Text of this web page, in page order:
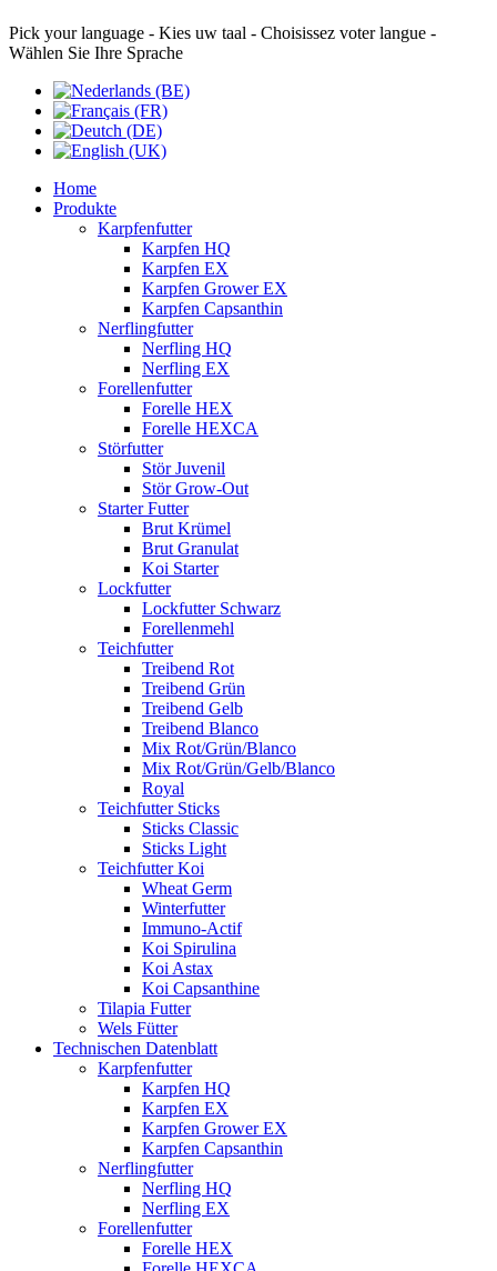
Pick your language - Kies uw taal - Choisissez voter langue -
Wählen Sie Ihre Sprache
Home
Produkte
Karpfenfutter
Karpfen HQ
Karpfen EX
Karpfen Grower EX
Karpfen Capsanthin
Nerflingfutter
Nerfling HQ
Nerfling EX
Forellenfutter
Forelle HEX
Forelle HEXCA
Störfutter
Stör Juvenil
Stör Grow-Out
Starter Futter
Brut Krümel
Brut Granulat
Koi Starter
Lockfutter
Lockfutter Schwarz
Forellenmehl
Teichfutter
Treibend Rot
Treibend Grün
Treibend Gelb
Treibend Blanco
Mix Rot/Grün/Blanco
Mix Rot/Grün/Gelb/Blanco
Royal
Teichfutter Sticks
Sticks Classic
Sticks Light
Teichfutter Koi
Wheat Germ
Winterfutter
Immuno-Actif
Koi Spirulina
Koi Astax
Koi Capsanthine
Tilapia Futter
Wels Fütter
Technischen Datenblatt
Karpfenfutter
Karpfen HQ
Karpfen EX
Karpfen Grower EX
Karpfen Capsanthin
Nerflingfutter
Nerfling HQ
Nerfling EX
Forellenfutter
Forelle HEX